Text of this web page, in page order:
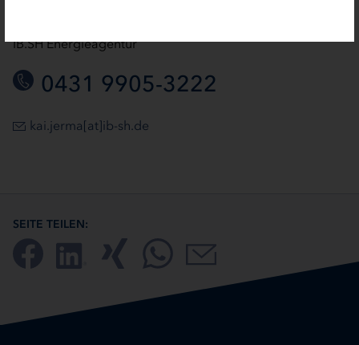
IB.SH Energieagentur
0431 9905-3222
kai.jerma[at]ib-sh.de
SEITE TEILEN: